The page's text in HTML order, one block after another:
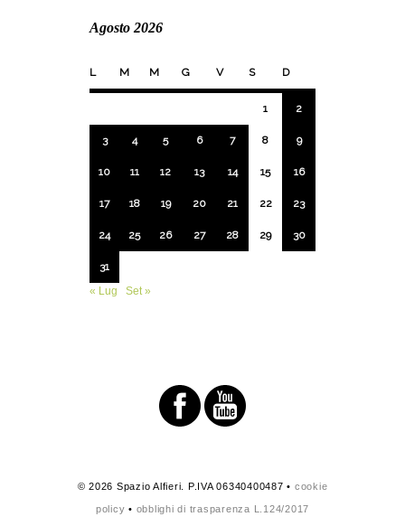
Agosto 2026
L M M G V S D
1 2
3 4 5 6 7 8 9
10 11 12 13 14 15 16
17 18 19 20 21 22 23
24 25 26 27 28 29 30
31
« Lug
Set »
© 2026 Spazio Alfieri. P.IVA 06340400487 • cookie
policy • obblighi di trasparenza L.124/2017